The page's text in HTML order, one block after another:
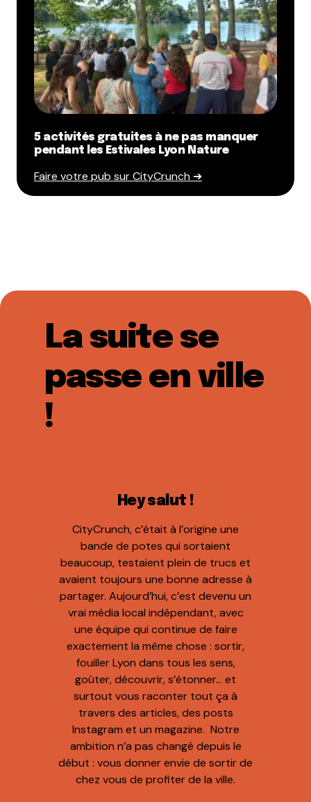
5 activités gratuites à ne pas manquer
pendant les Estivales Lyon Nature
Faire votre pub sur CityCrunch ➔
La suite se
passe en ville
!
Hey salut !
CityCrunch, c’était à l’origine une
bande de potes qui sortaient
beaucoup, testaient plein de trucs et
avaient toujours une bonne adresse à
partager. Aujourd’hui, c’est devenu un
vrai média local indépendant, avec
une équipe qui continue de faire
exactement la même chose : sortir,
fouiller Lyon dans tous les sens,
goûter, découvrir, s’étonner… et
surtout vous raconter tout ça à
travers des articles, des posts
Instagram et un magazine. Notre
ambition n’a pas changé depuis le
début : vous donner envie de sortir de
chez vous de profiter de la ville.